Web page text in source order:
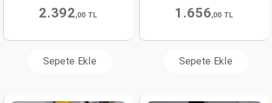
2.392,00 TL
Sepete Ekle
1.656,00 TL
Sepete Ekle